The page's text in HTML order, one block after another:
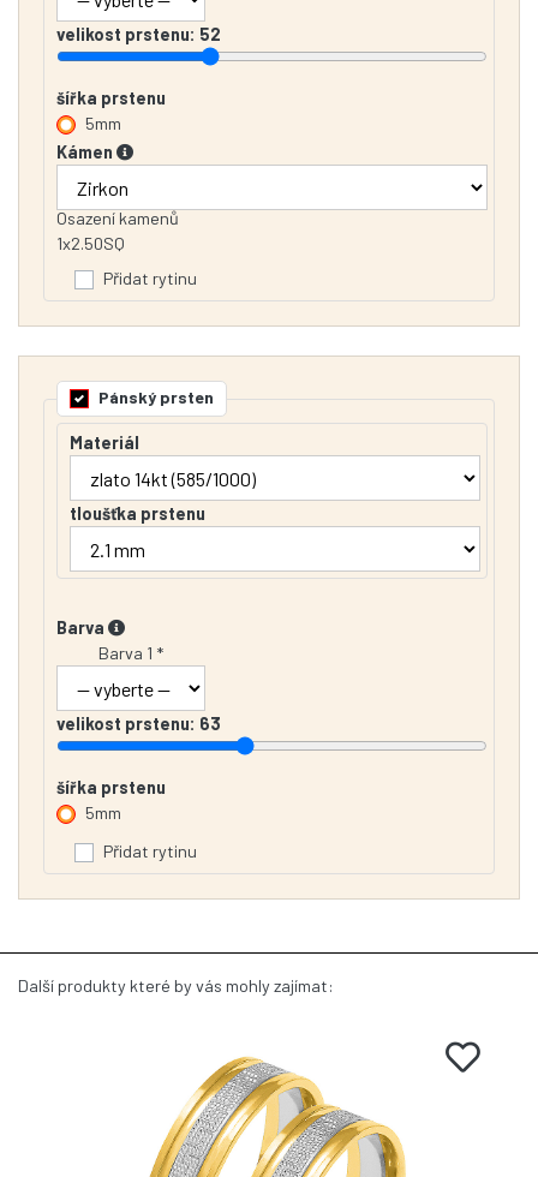
velikost prstenu: 52
šířka prstenu
5mm
Kámen
Osazení kamenů
1x2.50SQ
Přidat rytinu
Pánský prsten
Materiál
tloušťka prstenu
Barva
Barva 1 *
velikost prstenu: 63
šířka prstenu
5mm
Přidat rytinu
Další produkty které by vás mohly zajímat: